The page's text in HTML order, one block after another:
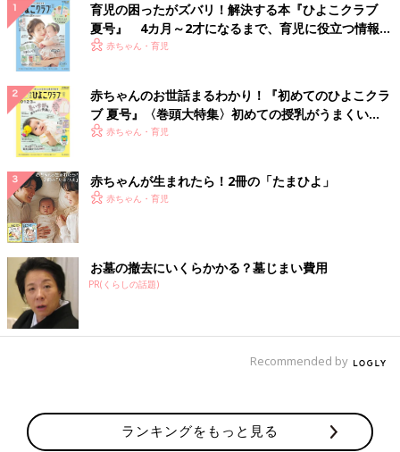
育児の困ったがズバリ！解決する本『ひよこクラブ
夏号』 4カ月～2才になるまで、育児に役立つ情報が
いっぱい！
赤ちゃん・育児
赤ちゃんのお世話まるわかり！『初めてのひよこクラ
ブ 夏号』〈巻頭大特集〉初めての授乳がうまくい
く！ おっぱい・ミルクの基本と夏のトラブル 解決テ
赤ちゃん・育児
赤ちゃんが生まれたら！2冊の「たまひよ」
赤ちゃん・育児
お墓の撤去にいくらかかる？墓じまい費用
PR(くらしの話題)
Recommended by
ランキングをもっと見る